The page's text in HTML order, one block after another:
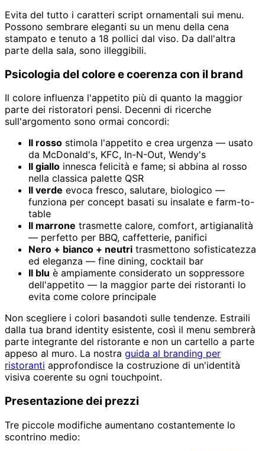
Evita del tutto i caratteri script ornamentali sui menu.
Possono sembrare eleganti su un menu della cena
stampato e tenuto a 18 pollici dal viso. Da dall'altra
parte della sala, sono illeggibili.
Psicologia del colore e coerenza con il brand
Il colore influenza l'appetito più di quanto la maggior
parte dei ristoratori pensi. Decenni di ricerche
sull'argomento sono ormai concordi:
Il rosso stimola l'appetito e crea urgenza — usato
da McDonald's, KFC, In-N-Out, Wendy's
Il giallo innesca felicità e fame; si abbina al rosso
nella classica palette QSR
Il verde evoca fresco, salutare, biologico —
funziona per concept basati su insalate e farm-to-
table
Il marrone trasmette calore, comfort, artigianalità
— perfetto per BBQ, caffetterie, panifici
Nero + bianco + neutri trasmettono sofisticatezza
ed eleganza — fine dining, cocktail bar
Il blu è ampiamente considerato un soppressore
dell'appetito — la maggior parte dei ristoranti lo
evita come colore principale
Non scegliere i colori basandoti sulle tendenze. Estraili
dalla tua brand identity esistente, così il menu sembrerà
parte integrante del ristorante e non un cartello a parte
appeso al muro. La nostra guida al branding per
ristoranti approfondisce la costruzione di un'identità
visiva coerente su ogni touchpoint.
Presentazione dei prezzi
Tre piccole modifiche aumentano costantemente lo
scontrino medio: